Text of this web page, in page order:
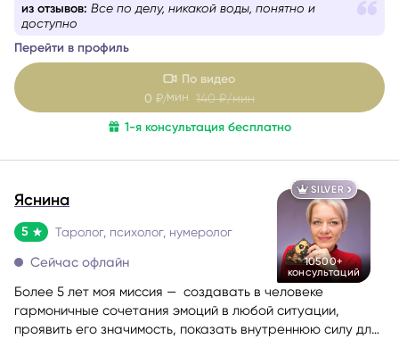
из отзывов: Все по делу, никакой воды, понятно и
доступно
Перейти в профиль
По видео
0 ₽/мин140 ₽/мин
1-я консультация бесплатно
SILVER
10500+
консультаций
Яснина
5 Таролог, психолог, нумеролог
Сейчас офлайн
Более 5 лет моя миссия — создавать в человеке
гармоничные сочетания эмоций в любой ситуации,
проявить его значимость, показать внутреннюю силу для